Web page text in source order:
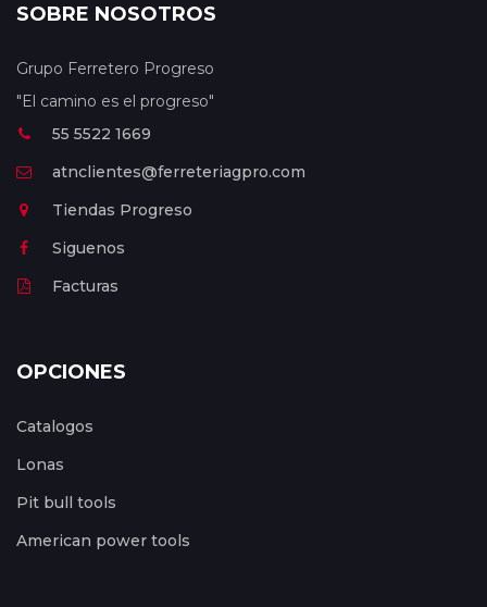
SOBRE NOSOTROS
Grupo Ferretero Progreso
"El camino es el progreso"
55 5522 1669
atnclientes@ferreteriagpro.com
Tiendas Progreso
Siguenos
Facturas
OPCIONES
Catalogos
Lonas
Pit bull tools
American power tools